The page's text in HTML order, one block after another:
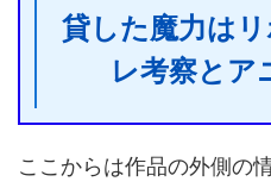
貸した魔力は
レ考察とア
ここからは作品の外側の